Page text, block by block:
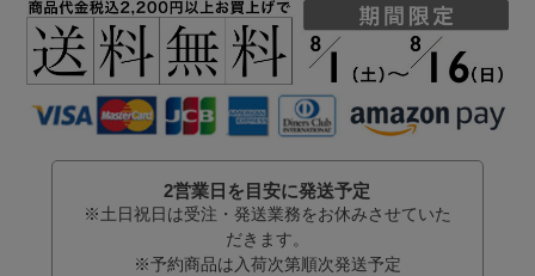
2営業日を目安に発送予定
※土日祝日は受注・発送業務をお休みさせていた
だきます。
※予約商品は入荷次第順次発送予定